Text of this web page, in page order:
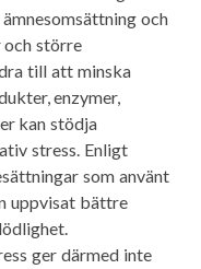
och
större
till att minska
enzymer,
kan stödja
stress. Enligt
som använt
uppvisat bättre
ger därmed inte